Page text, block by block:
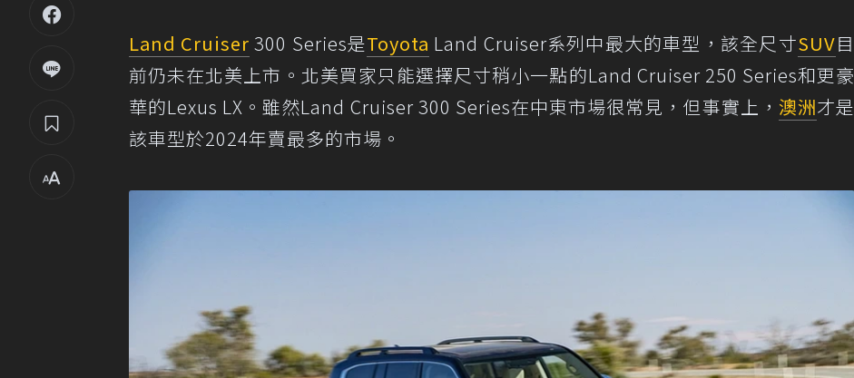
Land Cruiser 300 Series是Toyota Land Cruiser系列中最大的車型，該全尺寸SUV目
前仍未在北美上市。北美買家只能選擇尺寸稍小一點的Land Cruiser 250 Series和更豪
華的Lexus LX。雖然Land Cruiser 300 Series在中東市場很常見，但事實上， 澳洲才是
該車型於2024年賣最多的市場。